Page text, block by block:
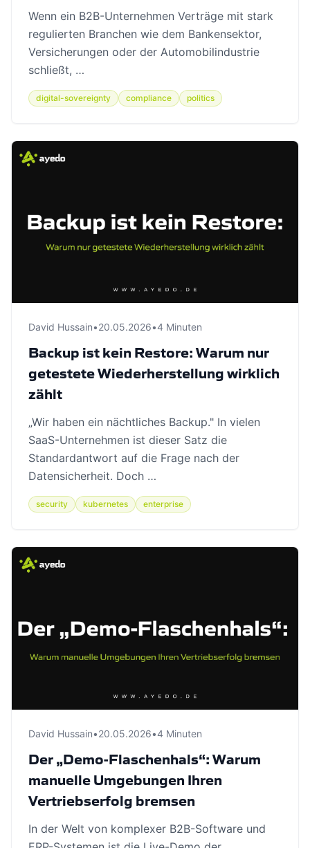
Wenn ein B2B-Unternehmen Verträge mit stark
regulierten Branchen wie dem Bankensektor,
Versicherungen oder der Automobilindustrie
schließt, …
digital-sovereignty compliance politics
David Hussain•20.05.2026•4 Minuten
Backup ist kein Restore: Warum nur
getestete Wiederherstellung wirklich
zählt
„Wir haben ein nächtliches Backup." In vielen
SaaS-Unternehmen ist dieser Satz die
Standardantwort auf die Frage nach der
Datensicherheit. Doch …
security kubernetes enterprise
David Hussain•20.05.2026•4 Minuten
Der „Demo-Flaschenhals“: Warum
manuelle Umgebungen Ihren
Vertriebserfolg bremsen
In der Welt von komplexer B2B-Software und